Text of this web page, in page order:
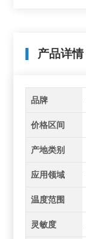
产品详情
品牌
价格区间
产地类别
应用领域
温度范围
灵敏度